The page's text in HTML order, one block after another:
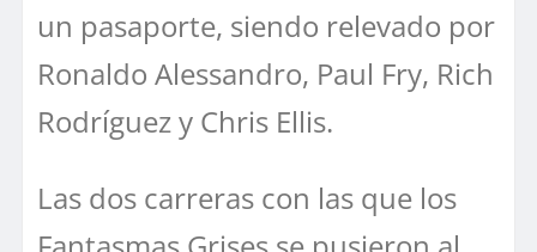
un pasaporte, siendo relevado por
Ronaldo Alessandro, Paul Fry, Rich
Rodríguez y Chris Ellis.
Las dos carreras con las que los